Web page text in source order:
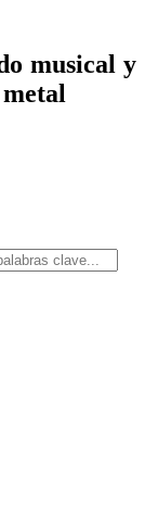
musical y